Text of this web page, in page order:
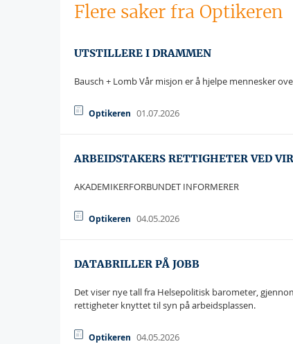
Flere saker fra Optikeren
UTSTILLERE I DRAMMEN
Bausch + Lomb Vår misjon er å hjelpe mennesker
Optikeren 01.07.2026
ARBEIDSTAKERS RETTIGHETER VED
AKADEMIKERFORBUNDET INFORMERER
Optikeren 04.05.2026
DATABRILLER PÅ JOBB
Det viser nye tall fra Helsepolitisk barometer,
rettigheter knyttet til syn på arbeidsplassen.
Optikeren 04.05.2026